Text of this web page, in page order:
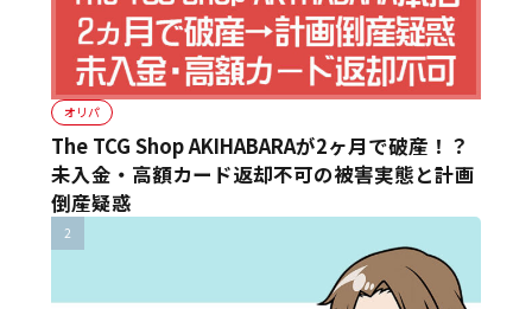
オリパ
The TCG Shop AKIHABARAが2ヶ月で破産！？
未入金・高額カード返却不可の被害実態と計画
倒産疑惑